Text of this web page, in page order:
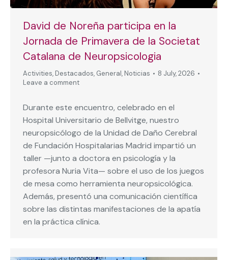
David de Noreña participa en la
Jornada de Primavera de la Societat
Catalana de Neuropsicologia
Activities, Destacados, General, Noticias
8 July, 2026
Leave a comment
Durante este encuentro, celebrado en el
Hospital Universitario de Bellvitge, nuestro
neuropsicólogo de la Unidad de Daño Cerebral
de Fundación Hospitalarias Madrid impartió un
taller —junto a doctora en psicología y la
profesora Nuria Vita— sobre el uso de los juegos
de mesa como herramienta neuropsicológica.
Además, presentó una comunicación científica
sobre las distintas manifestaciones de la apatía
en la práctica clínica.